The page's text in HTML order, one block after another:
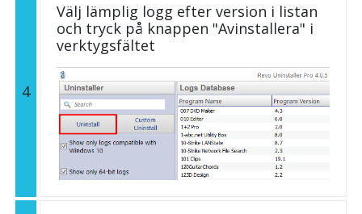
4
Välj lämplig logg efter version i listan
och tryck på knappen "Avinstallera" i
verktygsfältet